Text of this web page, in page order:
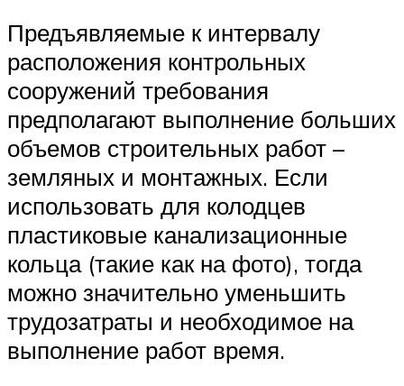
Предъявляемые к интервалу
расположения контрольных
сооружений требования
предполагают выполнение больших
объемов строительных работ –
земляных и монтажных. Если
использовать для колодцев
пластиковые канализационные
кольца (такие как на фото), тогда
можно значительно уменьшить
трудозатраты и необходимое на
выполнение работ время.